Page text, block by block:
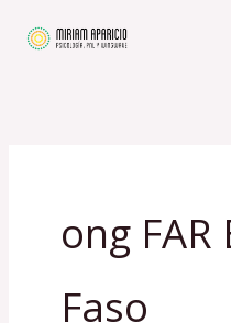
ong
Faso